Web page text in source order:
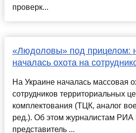
проверк...
«Людоловы» под прицелом:
началась охота на
На Украине началась массовая
сотрудников территориальных
комплектования (ТЦК, аналог
ред.). Об этом журналистам
представитель ...